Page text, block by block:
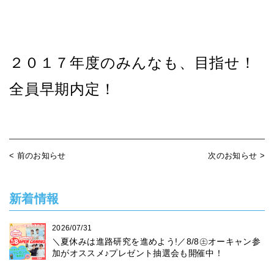
２０１７年度のみんなも、目指せ！
全員早期内定！
< 前のお知らせ 次のお知らせ >
新着情報
2026/07/31
＼夏休みは進路研究を進めよう!／8/8㊏オーキャン参
加がオススメ♪プレゼント抽選会も開催中！